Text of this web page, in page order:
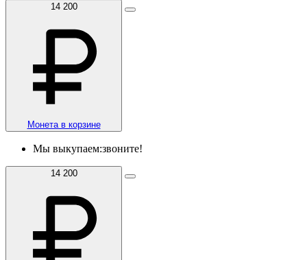
14 200
Монета в корзине
Мы выкупаем:звоните!
14 200